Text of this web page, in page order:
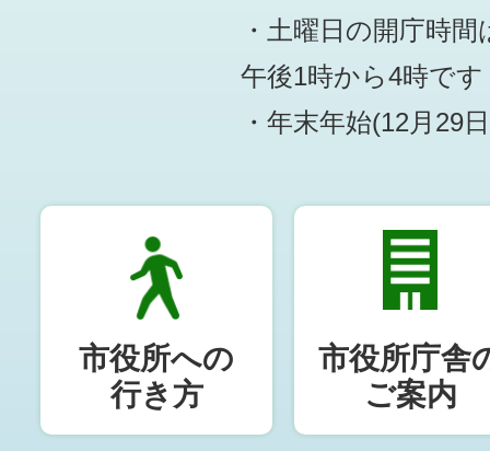
・土曜日の開庁時
午後1時から4時です
・年末年始(12月29
市役所への
行き方
市役所庁舎
ご案内